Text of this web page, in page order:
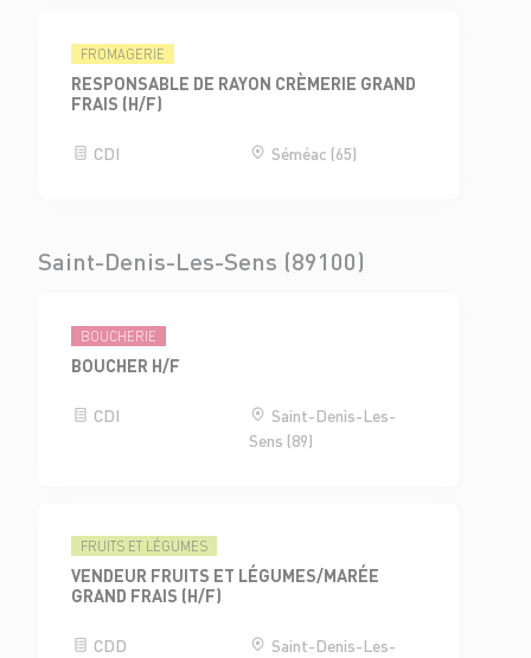
FROMAGERIE
RESPONSABLE DE RAYON CRÈMERIE GRAND
FRAIS (H/F)
CDI Séméac (65)
Saint-Denis-Les-Sens (89100)
BOUCHERIE
BOUCHER H/F
CDI
Saint-Denis-Les-
Sens (89)
FRUITS ET LÉGUMES
VENDEUR FRUITS ET LÉGUMES/MARÉE
GRAND FRAIS (H/F)
CDD Saint-Denis-Les-